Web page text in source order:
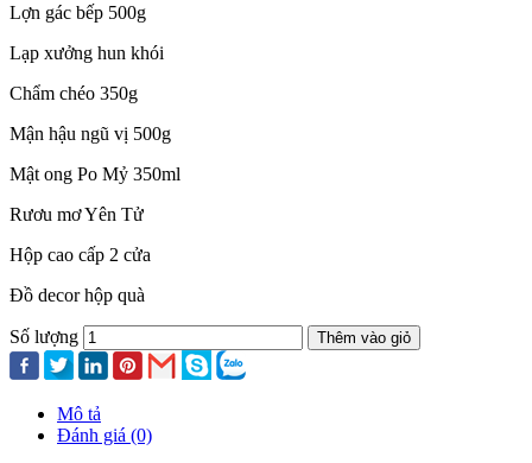
Lợn gác bếp 500g
Lạp xưởng hun khói
Chẩm chéo 350g
Mận hậu ngũ vị 500g
Mật ong Po Mỷ 350ml
Rươu mơ Yên Tử
Hộp cao cấp 2 cửa
Đồ decor hộp quà
Số lượng Thêm vào giỏ
Mô tả
Đánh giá (0)